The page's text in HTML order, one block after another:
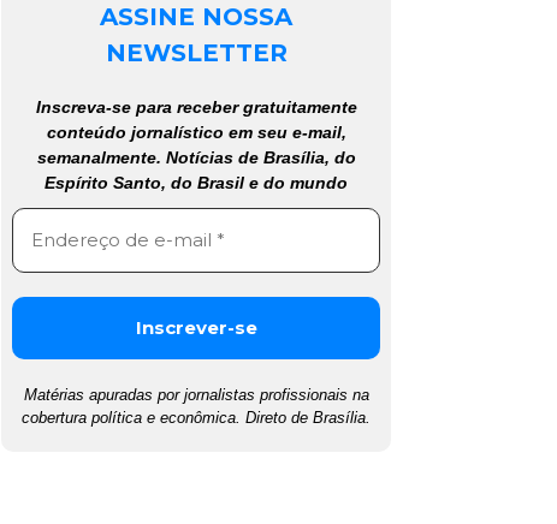
ASSINE NOSSA
NEWSLETTER
Inscreva-se para receber gratuitamente
conteúdo jornalístico em seu e-mail,
semanalmente. Notícias de Brasília, do
Espírito Santo, do Brasil e do mundo
Matérias apuradas por jornalistas profissionais na
cobertura política e econômica. Direto de Brasília.